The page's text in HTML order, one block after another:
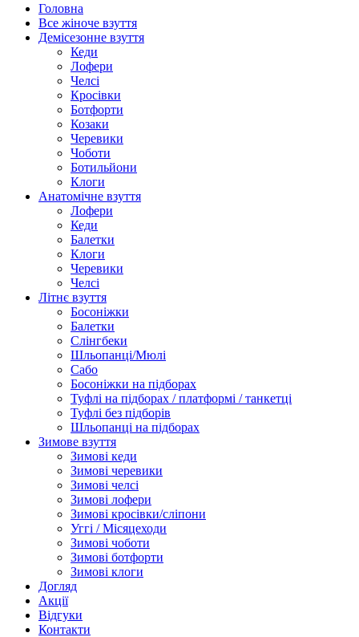
Головна
Все жіноче взуття
Демісезонне взуття
Кеди
Лофери
Челсі
Кросівки
Ботфорти
Козаки
Черевики
Чоботи
Ботильйони
Клоги
Анатомічне взуття
Лофери
Кеди
Балетки
Клоги
Черевики
Челсі
Літнє взуття
Босоніжки
Балетки
Слінгбеки
Шльопанці/Мюлі
Сабо
Босоніжки на підборах
Туфлі на підборах / платформі / танкетці
Туфлі без підборів
Шльопанці на підборах
Зимове взуття
Зимові кеди
Зимові черевики
Зимові челсі
Зимові лофери
Зимові кросівки/сліпони
Уггі / Місяцеходи
Зимові чоботи
Зимові ботфорти
Зимові клоги
Догляд
Акції
Відгуки
Контакти